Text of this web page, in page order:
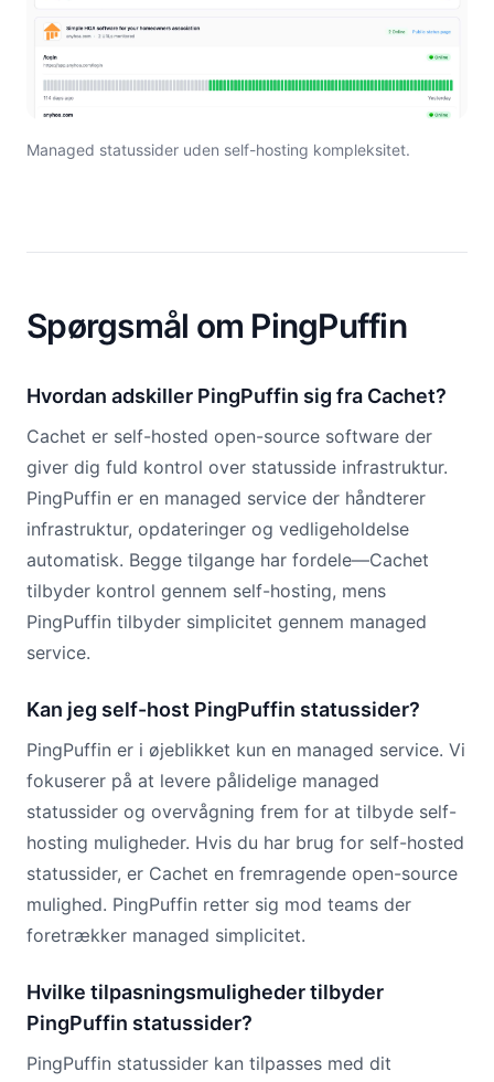
Managed statussider uden self-hosting kompleksitet.
Spørgsmål om PingPuffin
Hvordan adskiller PingPuffin sig fra Cachet?
Cachet er self-hosted open-source software der
giver dig fuld kontrol over statusside infrastruktur.
PingPuffin er en managed service der håndterer
infrastruktur, opdateringer og vedligeholdelse
automatisk. Begge tilgange har fordele—Cachet
tilbyder kontrol gennem self-hosting, mens
PingPuffin tilbyder simplicitet gennem managed
service.
Kan jeg self-host PingPuffin statussider?
PingPuffin er i øjeblikket kun en managed service. Vi
fokuserer på at levere pålidelige managed
statussider og overvågning frem for at tilbyde self-
hosting muligheder. Hvis du har brug for self-hosted
statussider, er Cachet en fremragende open-source
mulighed. PingPuffin retter sig mod teams der
foretrækker managed simplicitet.
Hvilke tilpasningsmuligheder tilbyder
PingPuffin statussider?
PingPuffin statussider kan tilpasses med dit